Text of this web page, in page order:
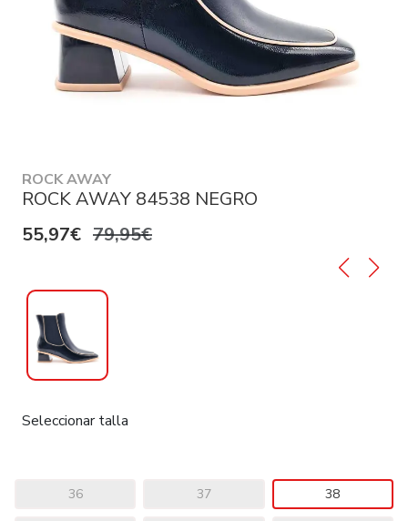
ROCK AWAY
ROCK AWAY 84538 NEGRO
55,97€ 79,95€
Seleccionar talla
36 37 38